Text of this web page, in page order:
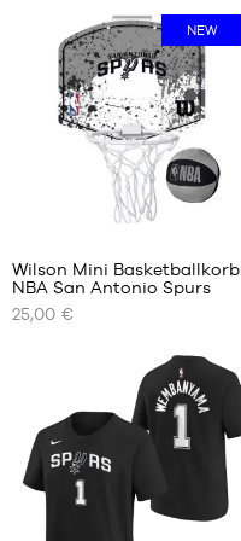
NEW
UNSERE
VERFÜGBAREN
Einheitsgröße
3
Wilson Mini Basketballkorb
NBA San Antonio Spurs
25,00 €